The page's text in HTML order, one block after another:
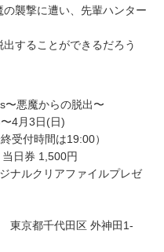
襲撃に遭い、先輩ハンター
することができるだろう
悪魔からの脱出〜
4月3日(日)
付時間は19:00）
日券 1,500円
ルクリアファイルプレゼ
京都千代田区 外神田1-